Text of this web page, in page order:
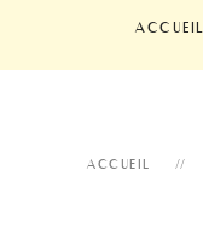
ACCUEIL
ACCUEIL